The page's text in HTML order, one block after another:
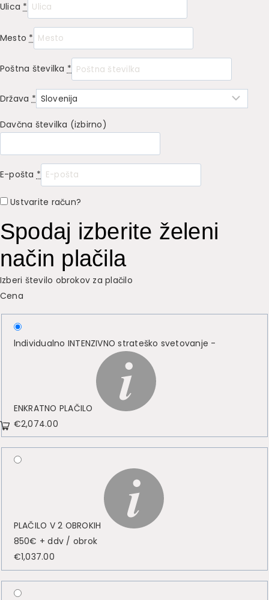
Ulica *
Mesto *
Poštna številka *
Država *
Davčna številka (izbirno)
E-pošta *
Ustvarite račun?
Spodaj izberite želeni
način plačila
Izberi število obrokov za plačilo
Cena
lndividualno INTENZIVNO strateško svetovanje -
ENKRATNO PLAČILO
€2,074.00
PLAČILO V 2 OBROKIH
850€ + ddv / obrok
€1,037.00